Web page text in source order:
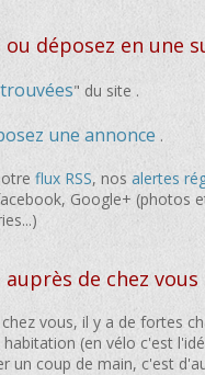
déposez en une
trouvées" du site .
une annonce .
flux RSS, nos alertes
Google+ (photos
de chez vous
vous, il y a de fortes
(en vélo c'est
un coup de main, c'est